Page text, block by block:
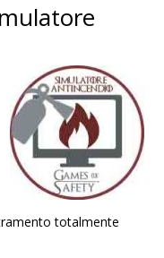
totalmente